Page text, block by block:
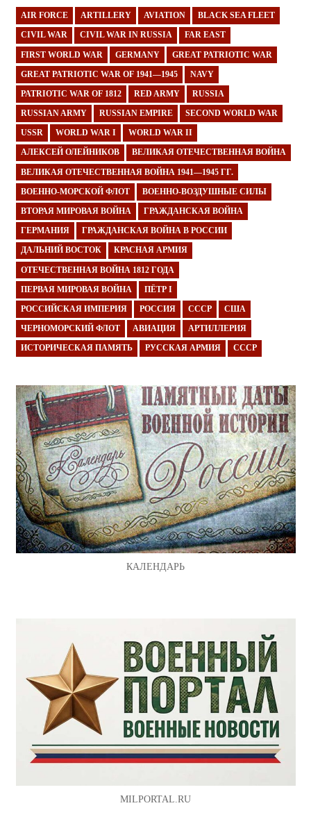
AIR FORCE ARTILLERY AVIATION BLACK SEA FLEET
CIVIL WAR CIVIL WAR IN RUSSIA FAR EAST
FIRST WORLD WAR GERMANY GREAT PATRIOTIC WAR
GREAT PATRIOTIC WAR OF 1941—1945 NAVY
PATRIOTIC WAR OF 1812 RED ARMY RUSSIA
RUSSIAN ARMY RUSSIAN EMPIRE SECOND WORLD WAR
USSR WORLD WAR I WORLD WAR II
АЛЕКСЕЙ ОЛЕЙНИКОВ ВЕЛИКАЯ ОТЕЧЕСТВЕННАЯ ВОЙНА
ВЕЛИКАЯ ОТЕЧЕСТВЕННАЯ ВОЙНА 1941—1945 ГГ.
ВОЕННО-МОРСКОЙ ФЛОТ ВОЕННО-ВОЗДУШНЫЕ СИЛЫ
ВТОРАЯ МИРОВАЯ ВОЙНА ГРАЖДАНСКАЯ ВОЙНА
ГЕРМАНИЯ ГРАЖДАНСКАЯ ВОЙНА В РОССИИ
ДАЛЬНИЙ ВОСТОК КРАСНАЯ АРМИЯ
ОТЕЧЕСТВЕННАЯ ВОЙНА 1812 ГОДА
ПЕРВАЯ МИРОВАЯ ВОЙНА ПЁТР I
РОССИЙСКАЯ ИМПЕРИЯ РОССИЯ СССР США
ЧЕРНОМОРСКИЙ ФЛОТ АВИАЦИЯ АРТИЛЛЕРИЯ
ИСТОРИЧЕСКАЯ ПАМЯТЬ РУССКАЯ АРМИЯ СССР
КАЛЕНДАРЬ
MILPORTAL.RU